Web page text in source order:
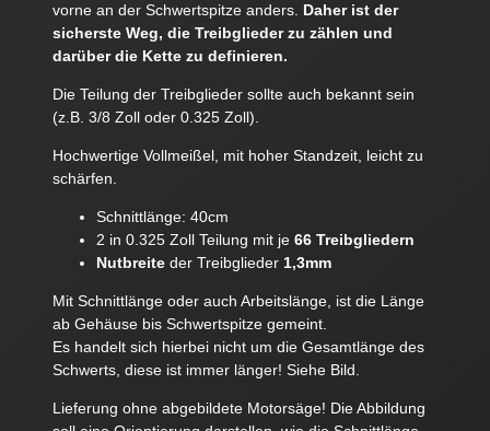
vorne an der Schwertspitze anders. Daher ist der
sicherste Weg, die Treibglieder zu zählen und
darüber die Kette zu definieren.
Die Teilung der Treibglieder sollte auch bekannt sein
(z.B. 3/8 Zoll oder 0.325 Zoll).
Hochwertige Vollmeißel, mit hoher Standzeit, leicht zu
schärfen.
Schnittlänge: 40cm
2 in 0.325 Zoll Teilung mit je 66 Treibgliedern
Nutbreiteder Treibglieder 1,3mm
Mit Schnittlänge oder auch Arbeitslänge, ist die Länge
ab Gehäuse bis Schwertspitze gemeint.
Es handelt sich hierbei nicht um die Gesamtlänge des
Schwerts, diese ist immer länger! Siehe Bild.
Lieferung ohne abgebildete Motorsäge! Die Abbildung